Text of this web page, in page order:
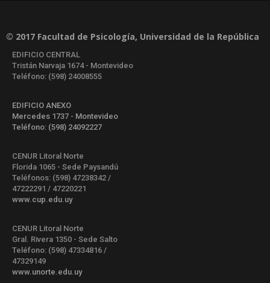
© 2017 Facultad de Psicología, Universidad de la República
EDIFICIO CENTRAL
Tristán Narvaja 1674 - Montevideo
Teléfono: (598) 24008555
EDIFICIO ANEXO
Mercedes 1737 - Montevideo
Teléfono: (598) 24092227
CENUR Litoral Norte
Florida 1065 - Sede Paysandú
Teléfonos: (598) 47238342 /
47222291 / 47220221
www.cup.edu.uy
CENUR Litoral Norte
Gral. Rivera 1350 - Sede Salto
Teléfono: (598) 47334816 /
47329149
www.unorte.edu.uy